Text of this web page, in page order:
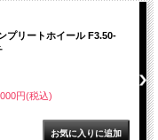
プリートホイール F3.50-
円(税込)